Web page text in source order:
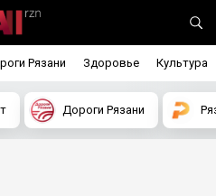
Рязани Здоровье Культура
Дороги Рязани